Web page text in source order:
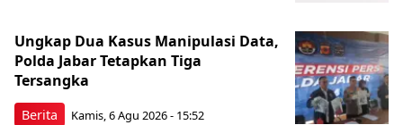
Berita
Ungkap Dua Kasus Manipulasi Data,
Polda Jabar Tetapkan Tiga
Tersangka
Kamis, 6 Agu 2026 - 15:52